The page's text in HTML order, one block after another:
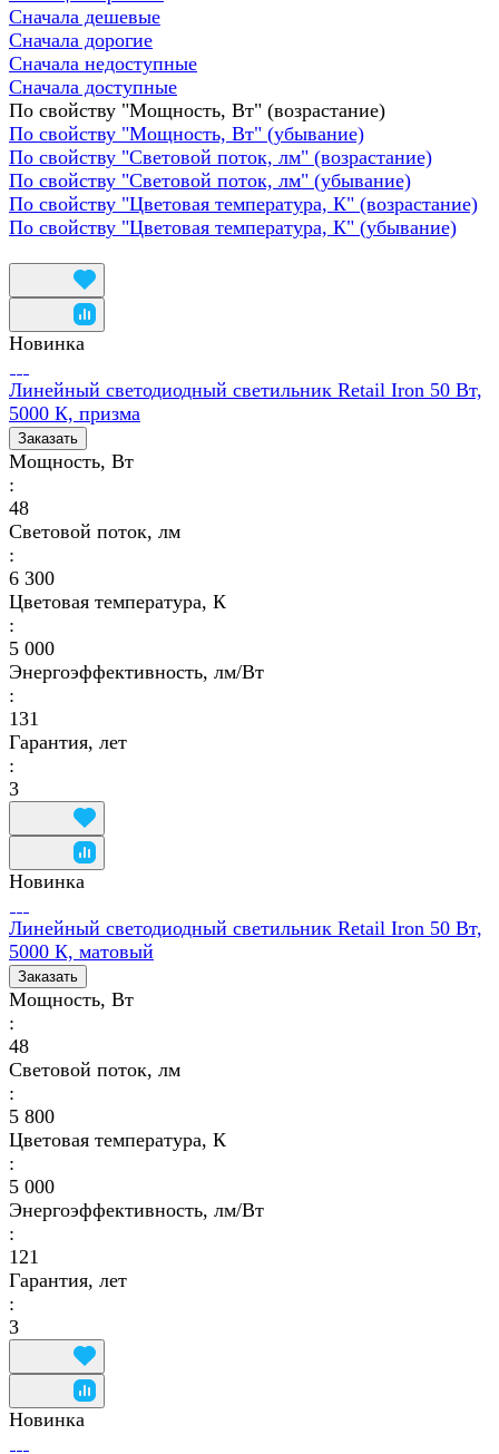
Сначала дешевые
Сначала дорогие
Сначала недоступные
Сначала доступные
По свойству "Мощность, Вт" (возрастание)
По свойству "Мощность, Вт" (убывание)
По свойству "Световой поток, лм" (возрастание)
По свойству "Световой поток, лм" (убывание)
По свойству "Цветовая температура, К" (возрастание)
По свойству "Цветовая температура, К" (убывание)
Новинка
Линейный светодиодный светильник Retail Iron 50 Вт,
5000 К, призма
Заказать
Мощность, Вт
:
48
Световой поток, лм
:
6 300
Цветовая температура, К
:
5 000
Энергоэффективность, лм/Вт
:
131
Гарантия, лет
:
3
Новинка
Линейный светодиодный светильник Retail Iron 50 Вт,
5000 К, матовый
Заказать
Мощность, Вт
:
48
Световой поток, лм
:
5 800
Цветовая температура, К
:
5 000
Энергоэффективность, лм/Вт
:
121
Гарантия, лет
:
3
Новинка